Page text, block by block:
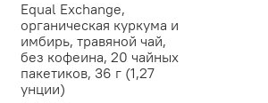
Equal Exchange,
органическая куркума и
имбирь, травяной чай,
без кофеина, 20 чайных
пакетиков, 36 г (1,27
унции)